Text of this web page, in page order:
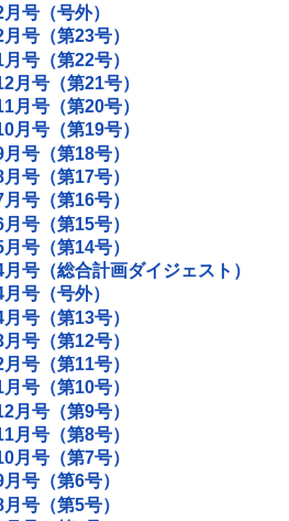
号（号外）
号（第23号）
号（第22号）
月号（第21号）
月号（第20号）
月号（第19号）
号（第18号）
号（第17号）
号（第16号）
号（第15号）
号（第14号）
号（総合計画ダイジェスト）
号（号外）
号（第13号）
号（第12号）
号（第11号）
号（第10号）
月号（第9号）
月号（第8号）
月号（第7号）
号（第6号）
号（第5号）